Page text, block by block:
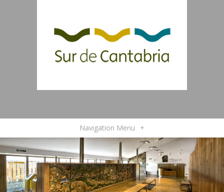
Navigation Menu +